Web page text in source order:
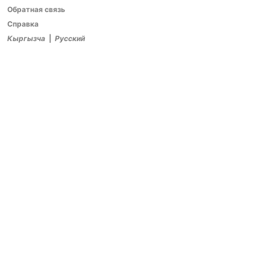
Обратная связь
Справка
Кыргызча
Русский